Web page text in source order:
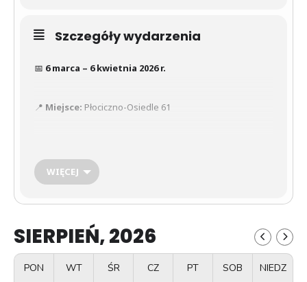
Szczegóły wydarzenia
📅 6 marca – 6 kwietnia 2026 r.
📍 Miejsce: Płociczno-Osiedle 61
wykonane w warunkach studyjnych. Zdjęcia
powstały podczas zajęć fotograficznych
prowadzonych w Ośrodku Czytelnictwa i Kultury
kreatywności wielu autorów. Wystawa pokazuje nie
możliwości, jakie daje fotografia portretowa.
„Kobieta jak z bajki” to opowieść o kobiecości,
wrażliwości i sile ukazanej poprzez obiektyw
aparatu.
WIĘCEJ
SIERPIEŃ, 2026
PON WT ŚR CZ PT SOB NIEDZ